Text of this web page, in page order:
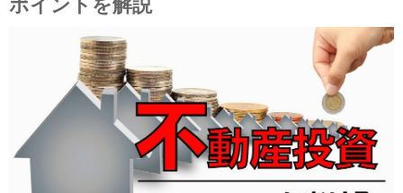
ポイントを解説